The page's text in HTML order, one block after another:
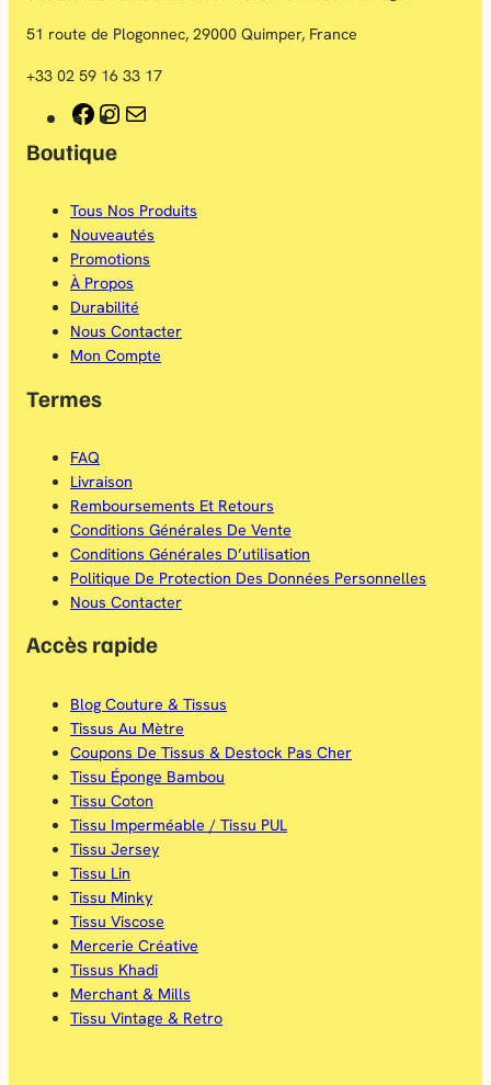
51 route de Plogonnec, 29000 Quimper, France
+33 02 59 16 33 17
F
a
e
b
o
o
k
I
t
a
g
r
a
a
i
Boutique
Tous Nos Produits
Nouveautés
Promotions
À Propos
Durabilité
Nous Contacter
Mon Compte
Termes
FAQ
Livraison
Remboursements Et Retours
Conditions Générales De Vente
Conditions Générales D’utilisation
Politique De Protection Des Données Personnelles
Nous Contacter
Accès rapide
Blog Couture & Tissus
Tissus Au Mètre
Coupons De Tissus & Destock Pas Cher
Tissu Éponge Bambou
Tissu Coton
Tissu Imperméable / Tissu PUL
Tissu Jersey
Tissu Lin
Tissu Minky
Tissu Viscose
Mercerie Créative
Tissus Khadi
Merchant & Mills
Tissu Vintage & Retro